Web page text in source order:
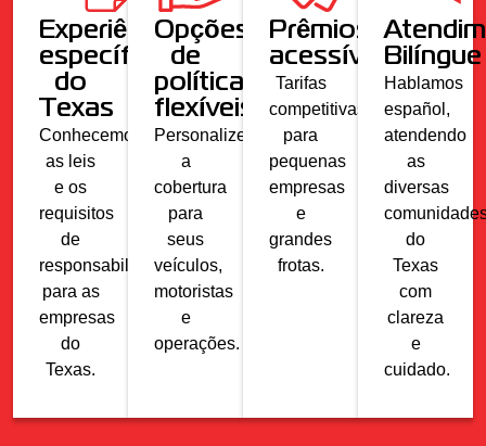
Experiência
específica
do
Texas
Conhecemos
as leis
e os
requisitos
de
responsabilidade
para as
empresas
do
Texas.
Opções
de
política
flexíveis
Personalize
a
cobertura
para
seus
veículos,
motoristas
e
operações.
Prêmios
acessíveis
Tarifas
competitivas
para
pequenas
empresas
e
grandes
frotas.
Bilíngue
Hablamos
español,
atendendo
as
diversas
do
Texas
com
clareza
e
cuidado.